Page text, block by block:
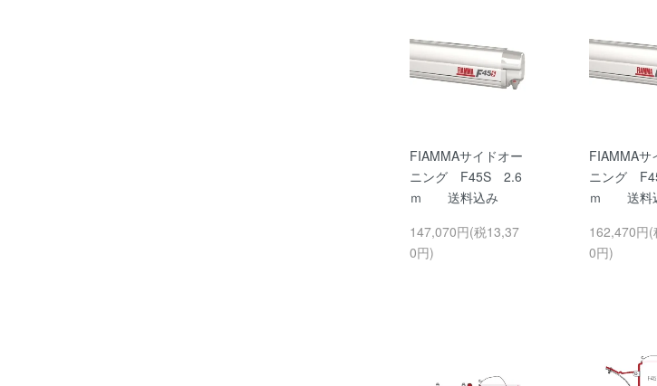
FIAMMAサイドオー
ニング F45S 2.6
ｍ 送料込み
147,070円(税13,37
0円)
FIAMMAサ
ニング
ｍ 送料
162,470円
0円)